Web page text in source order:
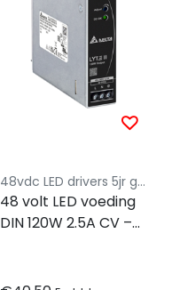
48vdc LED drivers 5jr garantie
48 volt LED voeding
DIN 120W 2.5A CV –